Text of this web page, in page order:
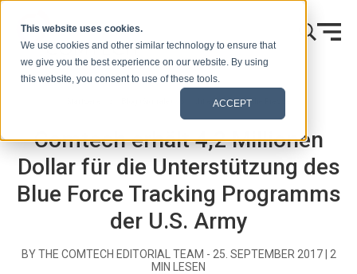
This website uses cookies.
We use cookies and other similar technology to ensure that
we give you the best experience on our website. By using
this website, you consent to use of these tools.
ACCEPT
Mitteilungen an die Presse
Comtech erhält 4,2 Millionen
Dollar für die Unterstützung des
Blue Force Tracking Programms
der U.S. Army
BY THE COMTECH EDITORIAL TEAM - 25. SEPTEMBER 2017| 2
MIN LESEN